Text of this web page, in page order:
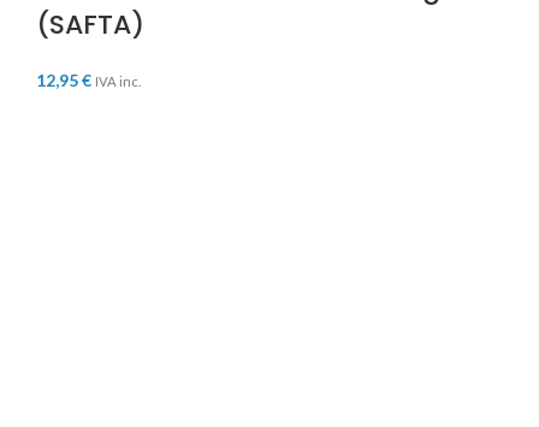
(SAFTA)
12,95€ IVA inc.